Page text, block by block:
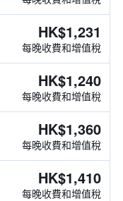
HK$1,231
每晚收費和增值稅
HK$1,240
每晚收費和增值稅
HK$1,360
每晚收費和增值稅
HK$1,410
每晚收費和增值稅